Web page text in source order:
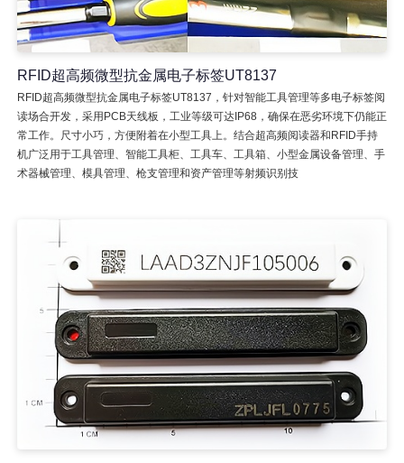
RFID超高频微型抗金属电子标签UT8137
RFID超高频微型抗金属电子标签UT8137，针对智能工具管理等多电子标签阅
读场合开发，采用PCB天线板，工业等级可达IP68，确保在恶劣环境下仍能正
常工作。尺寸小巧，方便附着在小型工具上。结合超高频阅读器和RFID手持
机广泛用于工具管理、智能工具柜、工具车、工具箱、小型金属设备管理、手
术器械管理、模具管理、枪支管理和资产管理等射频识别技